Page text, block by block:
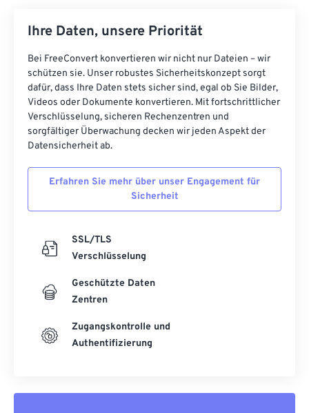
Ihre Daten, unsere Priorität
Bei FreeConvert konvertieren wir nicht nur Dateien – wir
schützen sie. Unser robustes Sicherheitskonzept sorgt
dafür, dass Ihre Daten stets sicher sind, egal ob Sie Bilder,
Videos oder Dokumente konvertieren. Mit fortschrittlicher
Verschlüsselung, sicheren Rechenzentren und
sorgfältiger Überwachung decken wir jeden Aspekt der
Datensicherheit ab.
Erfahren Sie mehr über unser Engagement für
Sicherheit
SSL/TLS
Verschlüsselung
Geschützte Daten
Zentren
Zugangskontrolle und
Authentifizierung